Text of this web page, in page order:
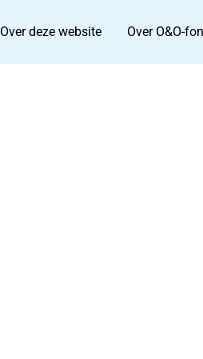
Over deze website Over O&O-